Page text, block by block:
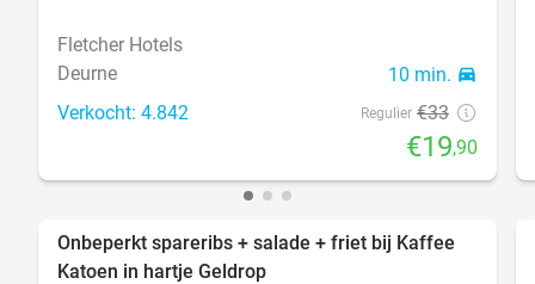
Fletcher Hotels
Deurne
10 min. directions_car
Verkocht: 4.842 Regulier €33
€19,90
27%
Onbeperkt spareribs + salade + friet bij Kaffee
Katoen in hartje Geldrop